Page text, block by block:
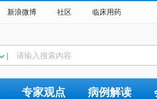
新浪微博 社区 临床用药
专家观点 病例解读